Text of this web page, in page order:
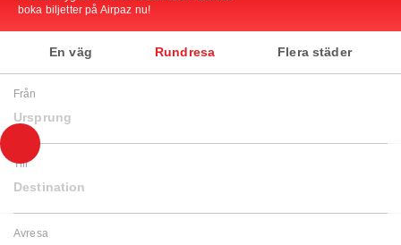
boka biljetter på Airpaz nu!
En väg Rundresa Flera städer
Från
Ursprung
Till
Destination
Avresa